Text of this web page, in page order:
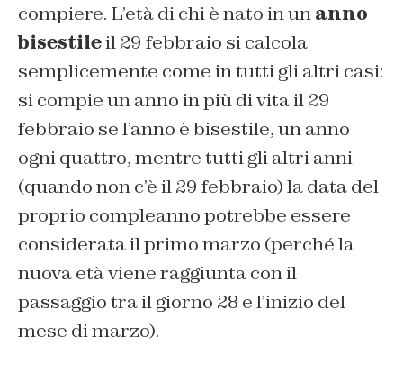
compiere. L’età di chi è nato in unanno
bisestileil 29 febbraio si calcola
semplicemente come in tutti gli altri casi:
si compie un anno in più di vita il 29
febbraio se l’anno è bisestile, un anno
ogni quattro, mentre tutti gli altri anni
(quando non c’è il 29 febbraio) la data del
proprio compleanno potrebbe essere
considerata il primo marzo (perché la
nuova età viene raggiunta con il
passaggio tra il giorno 28 e l’inizio del
mese di marzo).